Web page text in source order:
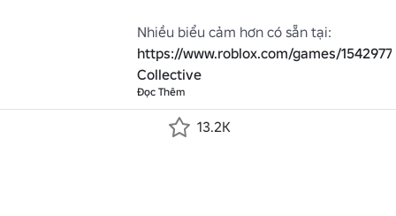
https://www.roblox.com/games/
Collective
Đọc Thêm
13.2K